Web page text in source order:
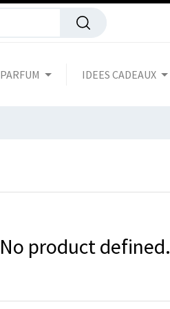
PARFUM IDEES CADEAUX
No product defined.